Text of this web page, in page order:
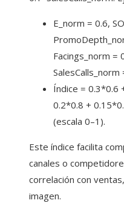
E_norm = 0.6,
Facings_norm =
SalesCalls_norm
Índice = 0.3*0.6
0.2*0.8 +
(escala 0–1).
Este índice facilita
canales o
correlación con
imagen.